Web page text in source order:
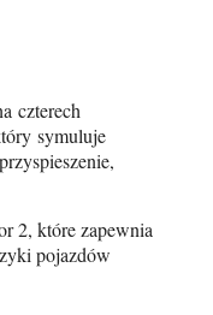
czterech
symuluje
2, które zapewnia
pojazdów